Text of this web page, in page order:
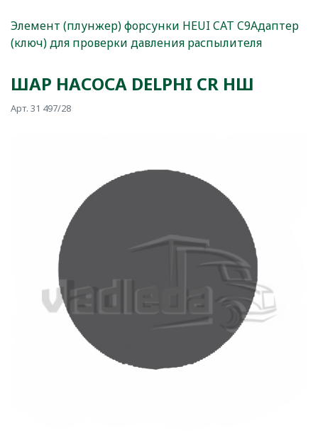
Элемент (плунжер) форсунки HEUI CAT C9Адаптер
(ключ) для проверки давления распылителя
ШАР НАСОСА DELPHI CR НШ
Арт. 31 497/28